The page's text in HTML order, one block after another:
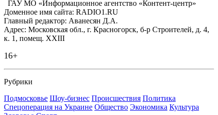
ГАУ МО «Информационное агентство «Контент-центр»
Доменное имя сайта: RADIO1.RU
Главный редактор: Аванесян Д.А.
Адрес: Московская обл., г. Красногорск, б-р Строителей, д. 4,
к. 1, помещ. XXIII
16+
Рубрики
Подмосковье Шоу-бизнес Происшествия Политика
Спецоперация на Украине Общество Экономика Культура